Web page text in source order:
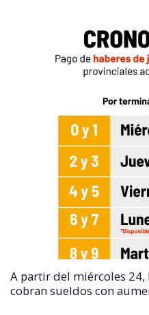
A partir del miércoles 24,
cobran sueldos con